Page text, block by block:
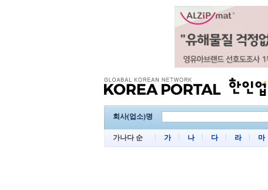
회사(업소)명
가나다 순 가 나 다 라 마